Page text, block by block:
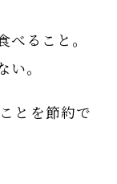
ること。
。
とを節約で